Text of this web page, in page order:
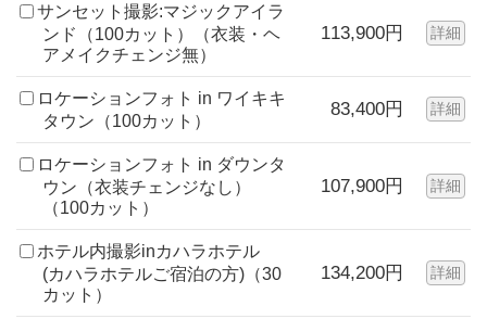
サンセット撮影:マジックアイラ
ンド（100カット）（衣装・ヘ
アメイクチェンジ無）
113,900円 詳細
ロケーションフォト in ワイキキ
タウン（100カット）
83,400円 詳細
ロケーションフォト in ダウンタ
ウン（衣装チェンジなし）
（100カット）
107,900円 詳細
ホテル内撮影inカハラホテル
(カハラホテルご宿泊の方)（30
カット）
134,200円 詳細